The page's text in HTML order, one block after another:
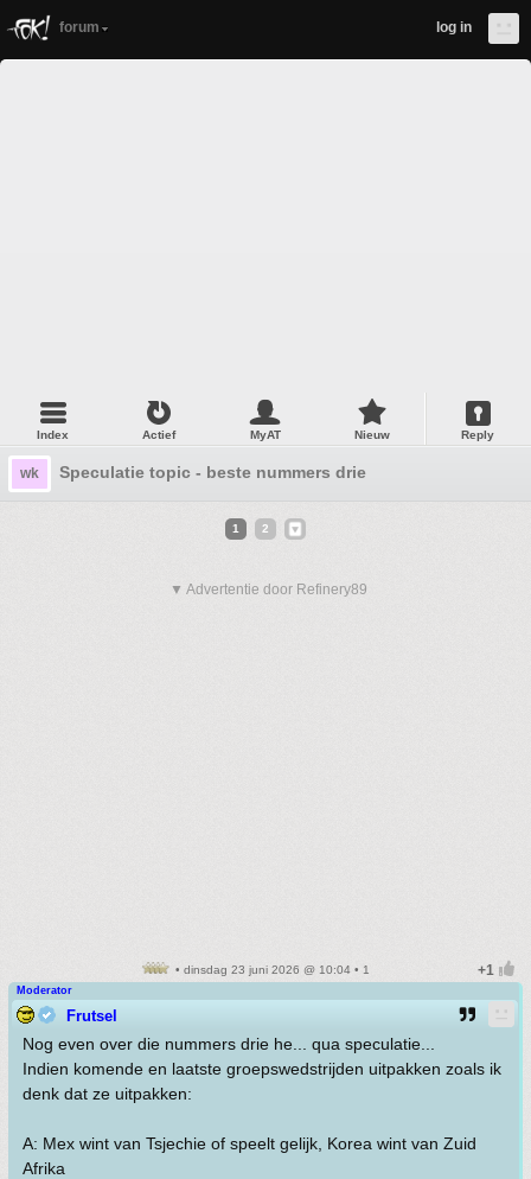
forum log in
Index Actief MyAT Nieuw Reply
wk Speculatie topic - beste nummers drie
1 2
▼ Advertentie door Refinery89
• dinsdag 23 juni 2026 @ 10:04 • 1
Moderator
Frutsel
Nog even over die nummers drie he... qua speculatie...
Indien komende en laatste groepswedstrijden uitpakken zoals ik
denk dat ze uitpakken:
A: Mex wint van Tsjechie of speelt gelijk, Korea wint van Zuid
Afrika